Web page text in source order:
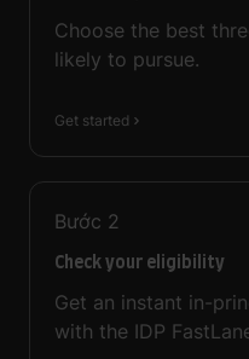
Choose the best
likely to pursue.
Get started
Bước 2
Check your eligibility
Get an instant in-
with the IDP